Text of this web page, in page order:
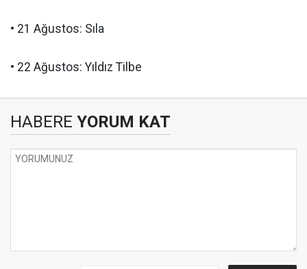
• 21 Ağustos: Sıla
• 22 Ağustos: Yıldız Tilbe
HABERE YORUM KAT